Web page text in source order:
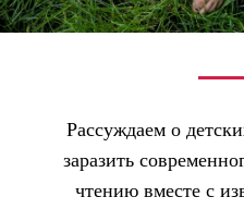
Рассуждаем о
заразить
чтению вместе с